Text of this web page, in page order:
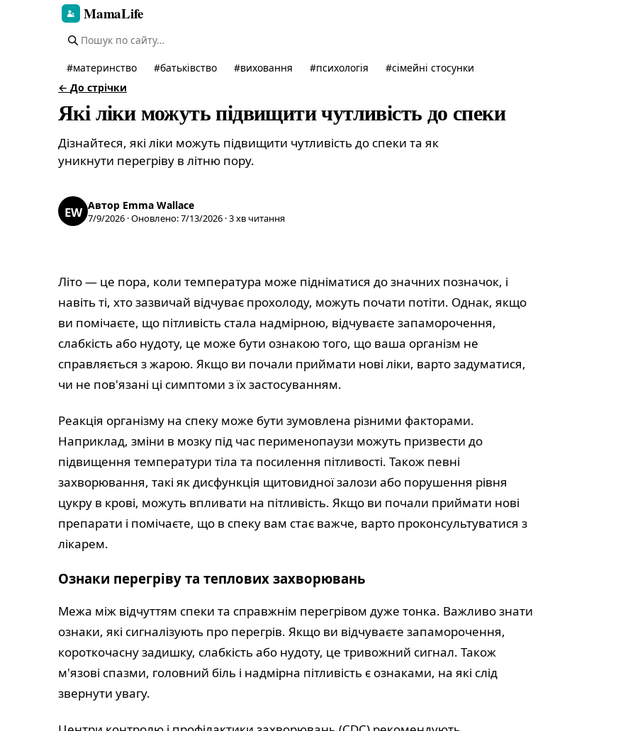
MamaLife
#материнство #батьківство #виховання #психологія #сімейні стосунки
← До стрічки
Які ліки можуть підвищити чутливість до спеки
Дізнайтеся, які ліки можуть підвищити чутливість до спеки та як
уникнути перегріву в літню пору.
EW Автор Emma Wallace
7/9/2026 ·Оновлено:7/13/2026 ·3хв читання
Літо — це пора, коли температура може підніматися до значних позначок, і
навіть ті, хто зазвичай відчуває прохолоду, можуть почати потіти. Однак, якщо
ви помічаєте, що пітливість стала надмірною, відчуваєте запаморочення,
слабкість або нудоту, це може бути ознакою того, що ваша організм не
справляється з жарою. Якщо ви почали приймати нові ліки, варто задуматися,
чи не пов'язані ці симптоми з їх застосуванням.
Реакція організму на спеку може бути зумовлена різними факторами.
Наприклад, зміни в мозку під час перименопаузи можуть призвести до
підвищення температури тіла та посилення пітливості. Також певні
захворювання, такі як дисфункція щитовидної залози або порушення рівня
цукру в крові, можуть впливати на пітливість. Якщо ви почали приймати нові
препарати і помічаєте, що в спеку вам стає важче, варто проконсультуватися з
лікарем.
Ознаки перегріву та теплових захворювань
Межа між відчуттям спеки та справжнім перегрівом дуже тонка. Важливо знати
ознаки, які сигналізують про перегрів. Якщо ви відчуваєте запаморочення,
короткочасну задишку, слабкість або нудоту, це тривожний сигнал. Також
м'язові спазми, головний біль і надмірна пітливість є ознаками, на які слід
звернути увагу.